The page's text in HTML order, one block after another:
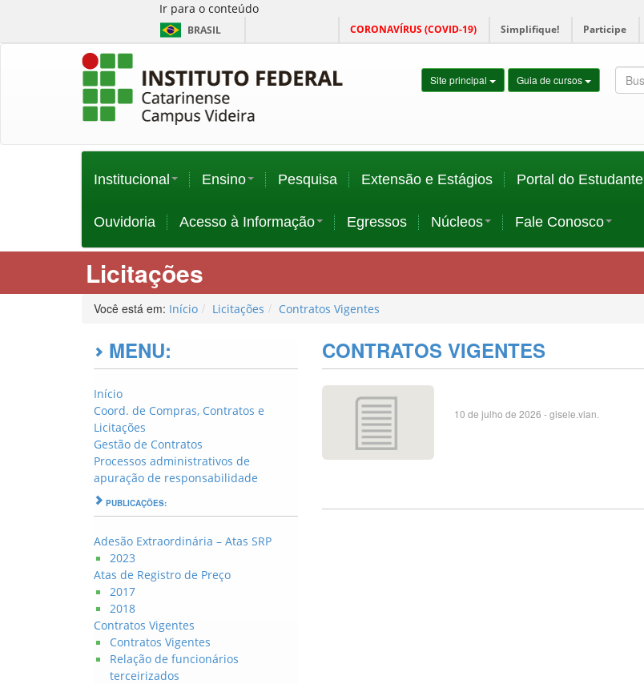
Ir para o conteúdo
BRASIL CORONAVÍRUS (COVID-19) Simplifique! Participe
Site principal Guia de cursos
Institucional Ensino Pesquisa Extensão e Estágios Portal do Estudante
Ouvidoria Acesso à Informação Egressos Núcleos Fale Conosco
Licitações
Você está em: Início Licitações Contratos Vigentes
MENU:
Início
Coord. de Compras, Contratos e
Licitações
Gestão de Contratos
Processos administrativos de
apuração de responsabilidade
PUBLICAÇÕES:
Adesão Extraordinária – Atas SRP
2023
Atas de Registro de Preço
2017
2018
Contratos Vigentes
Contratos Vigentes
Relação de funcionários
terceirizados
CONTRATOS VIGENTES
10 de julho de 2026 - gisele.vian.